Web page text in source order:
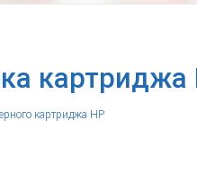
картриджа
картриджа HP